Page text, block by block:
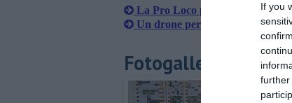
If you
further
La Pro Loco per il Patrono
Un drone per promuovere Colle
Fotogallery